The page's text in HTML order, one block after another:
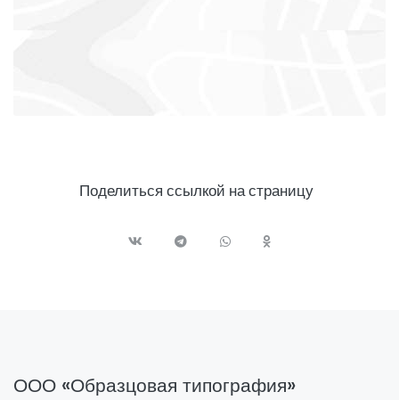
Поделиться ссылкой на страницу
ООО «Образцовая типография»